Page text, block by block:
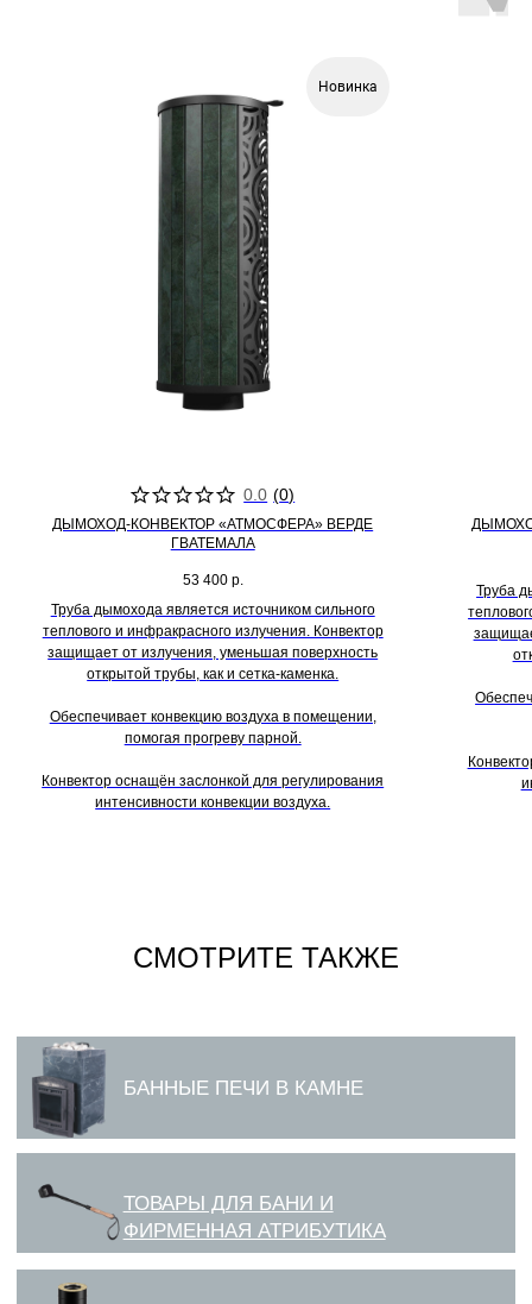
Новинка
0.0 (0)
ДЫМОХОД-КОНВЕКТОР «АТМОСФЕРА» ВЕРДЕ
ГВАТЕМАЛА
53 400 р.
Труба дымохода является источником сильного
теплового и инфракрасного излучения. Конвектор
защищает от излучения, уменьшая поверхность
открытой трубы, как и сетка-каменка.
Обеспечивает конвекцию воздуха в помещении,
помогая прогреву парной.
Конвектор оснащён заслонкой для регулирования
интенсивности конвекции воздуха.
Труба
СМОТРИТЕ ТАКЖЕ